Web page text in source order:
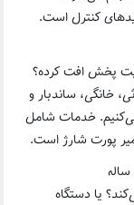
کنترل است.
پخش افت کرده؟
خانگی، ساندبار و
خدمات شامل
پورت شارژ است.
یا دستگاه